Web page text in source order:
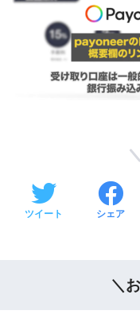
ツイート シェア
＼